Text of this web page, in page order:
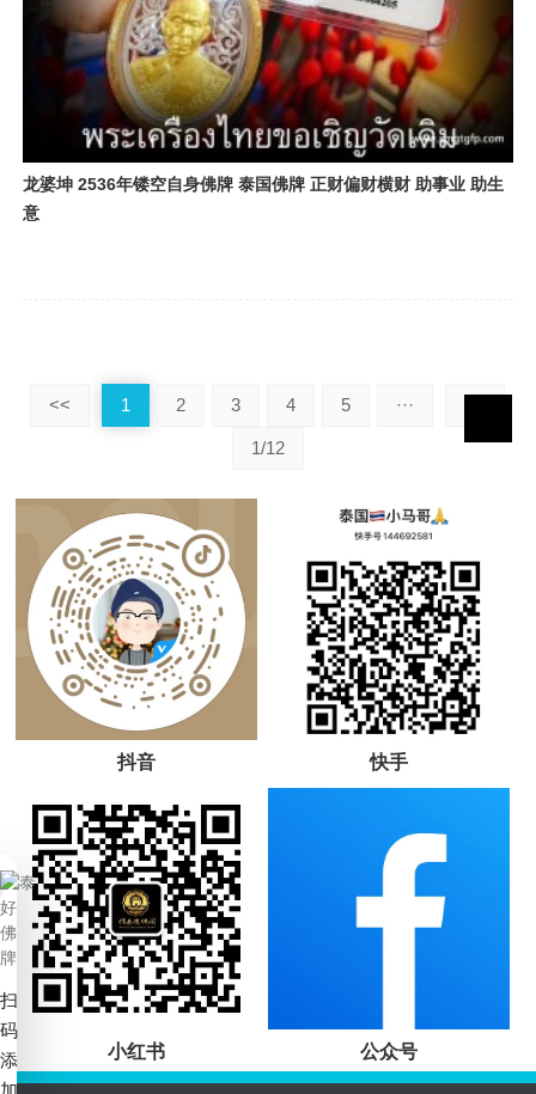
龙婆坤 2536年镂空自身佛牌 泰国佛牌 正财偏财横财 助事业 助生
意
<< 1 2 3 4 5 ···
1/12
抖音 快手
小红书 公众号
扫
码
添